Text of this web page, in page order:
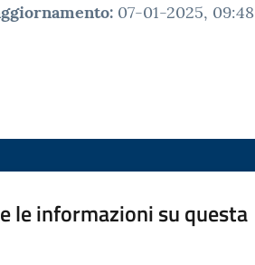
: 07-01-2025, 09:48
le informazioni su questa